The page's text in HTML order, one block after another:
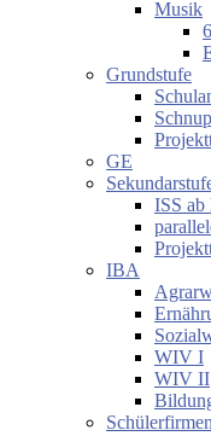
Musik
Grundstufe
GE
ISS ab
IBA
WIV I
WIV II
Schülerfirmen